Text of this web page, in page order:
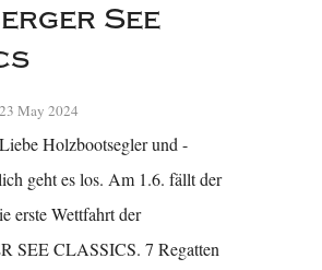
See
23 May 2024
Liebe Holzbootsegler und -
geht es los. Am 1.6. fällt der
erste Wettfahrt der
SEE CLASSICS. 7 Regatten